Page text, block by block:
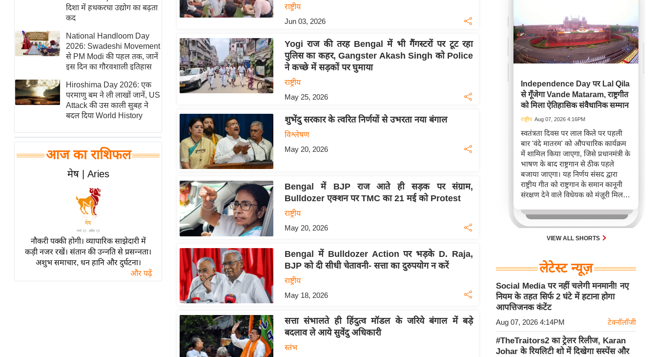
मिसाल बेमिसाल
शख्सियत
यंग इंडिया
साहित्य जगत
ऑटो वर्ल्ड
न्यूज ब्रीफ
बॉलीवुड
हॉलीवुड
फिल्म समीक्षा
लाइफस्टाइल
टेक्नॉलॉजी
ब्यूटी/फैशन
घरेलू नुस्खे
दिशा में हथकरघा उद्योग का बढ़ता
कद
National Handloom Day
2026: Swadeshi Movement
से PM Modi की पहल तक, जानें
इस दिन का गौरवशाली इतिहास
Hiroshima Day 2026: एक
परमाणु बम ने ली लाखों जानें, US
Attack की उस काली सुबह ने
बदल दिया World History
आज का राशिफल
मेष | Aries
नौकरी पक्की होगी। व्यापारिक साझेदारी में
कड़ी नजर रखें। संतान की उन्नति से प्रसन्नता।
अशुभ समाचार, धन हानि और दुर्घटना।
और पढ़ें
राष्ट्रीय
Jun 03, 2026
Yogi राज की तरह Bengal में भी गैंगस्टरों पर टूट रहा
पुलिस का कहर, Gangster Akash Singh को Police
ने कच्छे में सड़कों पर घुमाया
राष्ट्रीय
May 25, 2026
शुभेंदु सरकार के त्वरित निर्णयों से उभरता नया बंगाल
विश्लेषण
May 20, 2026
Bengal में BJP राज आते ही सड़क पर संग्राम,
Bulldozer एक्शन पर TMC का 21 मई को Protest
राष्ट्रीय
May 20, 2026
Bengal में Bulldozer Action पर भड़के D. Raja,
BJP को दी सीधी चेतावनी- सत्ता का दुरुपयोग न करें
राष्ट्रीय
May 18, 2026
सत्ता संभालते ही हिंदुत्व मॉडल के जरिये बंगाल में बड़े
बदलाव ले आये सुवेंदु अधिकारी
स्तंभ
Independence Day पर Lal Qila
से गूँजेगा Vande Mataram, राष्ट्रगीत
को मिला ऐतिहासिक संवैधानिक सम्मान
राष्ट्रीय Aug 07, 2026 4:16PM
स्वतंत्रता दिवस पर लाल किले पर पहली
बार 'वंदे मातरम' को औपचारिक कार्यक्रम
में शामिल किया जाएगा, जिसे प्रधानमंत्री के
भाषण के बाद राष्ट्रगान से ठीक पहले
बजाया जाएगा। यह निर्णय संसद द्वारा
राष्ट्रीय गीत को राष्ट्रगान के समान कानूनी
संरक्षण देने वाले विधेयक को मंज़ूरी मिलने
अपमान को दंडनीय अपराध बनाता है।
VIEW ALL SHORTS
लेटेस्ट न्यूज़
Social Media पर नहीं चलेगी मनमानी! नए
नियम के तहत सिर्फ 2 घंटे में हटाना होगा
आपत्तिजनक कंटेंट
Aug 07, 2026 4:14PM टेक्नॉलॉजी
#TheTraitors2 का ट्रेलर रिलीज, Karan
Johar के रियलिटी शो में दिखेगा सस्पेंस और